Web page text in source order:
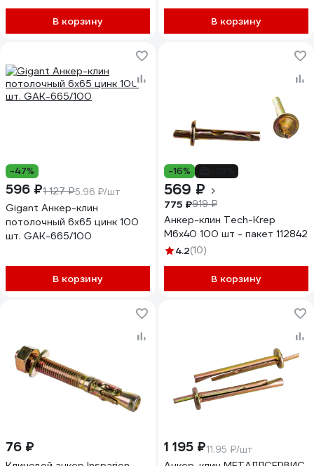
В корзину В корзину
-47%
596 ₽1 127 ₽5.96 ₽/шт
Gigant Анкер-клин
потолочный 6x65 цинк 100
шт. GAK-665/100
В корзину
-16%
569 ₽
775 ₽919 ₽
Анкер-клин Tech-Krep
М6х40 100 шт - пакет 112842
4.2(10)
В корзину
76 ₽ 1 195 ₽11.95 ₽/шт